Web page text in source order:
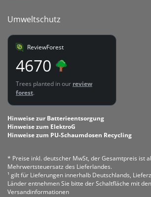
Umweltschutz
ReviewForest
4670
Trees planted in our review
forest.
Hinweise zur Batterieentsorgung
Hinweise zum ElektroG
Hinweise zum PU-Schaumdosen Recycling
* Preise inkl. deutscher MwSt, der Gesamtpreis ist
Mehrwertsteuersatz des Lieferlandes.
¹ gilt für Lieferungen innerhalb Deutschlands,
Länder entnehmen Sie bitte der Schaltfläche mit den
Versandinformationen